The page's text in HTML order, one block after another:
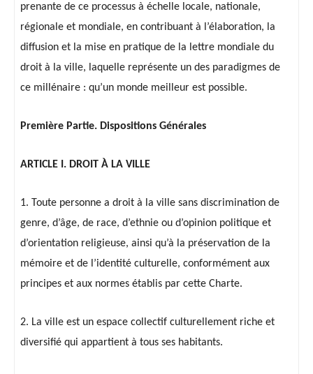
prenante de ce processus à échelle locale, nationale,
régionale et mondiale, en contribuant à l’élaboration, la
diffusion et la mise en pratique de la lettre mondiale du
droit à la ville, laquelle représente un des paradigmes de
ce millénaire : qu’un monde meilleur est possible.
Première Partie. Dispositions Générales
ARTICLE I. DROIT À LA VILLE
1. Toute personne a droit à la ville sans discrimination de
genre, d’âge, de race, d’ethnie ou d’opinion politique et
d’orientation religieuse, ainsi qu’à la préservation de la
mémoire et de l’identité culturelle, conformément aux
principes et aux normes établis par cette Charte.
2. La ville est un espace collectif culturellement riche et
diversifié qui appartient à tous ses habitants.